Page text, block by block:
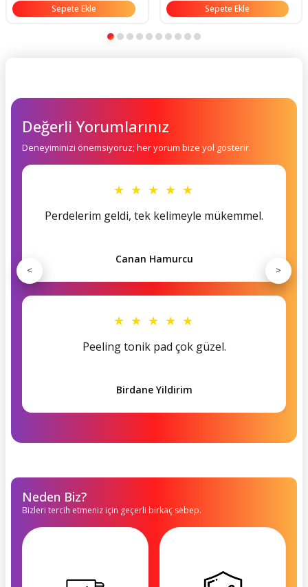
Sepete Ekle Sepete Ekle
Değerli Yorumlarınız
Deneyiminizi önemsiyoruz; her yorum bize yol gösterir.
★ ★ ★ ★ ★
Perdelerim geldi, tek kelimeyle mükemmel.
Canan Hamurcu
★ ★ ★ ★ ★
Peeling tonik pad çok güzel.
Birdane Yildirim
< >
Neden Biz?
Bizleri tercih etmeniz için geçerli birkaç sebep.